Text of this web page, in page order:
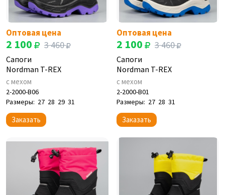
Оптовая цена
2 100 3 460
Сапоги
Nordman T-REX
с мехом
2-2000-B06
Размеры: 27 28 29 31
Заказать
Оптовая цена
2 100 3 460
Сапоги
Nordman T-REX
с мехом
2-2000-B01
Размеры: 27 28 31
Заказать